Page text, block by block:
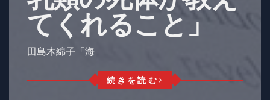
てくれること」
田島木綿子「海
続きを読む